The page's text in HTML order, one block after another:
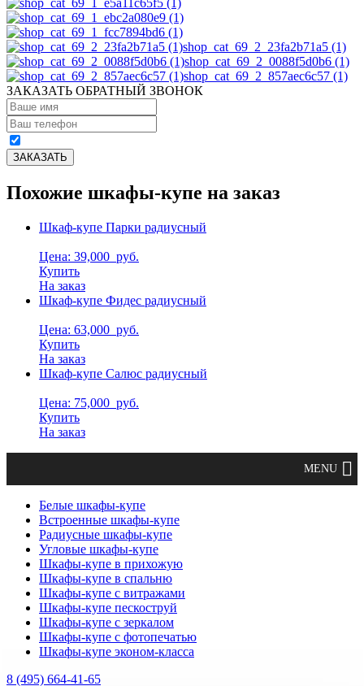
shop_cat_69_2_23fa2b71a5 (1)
shop_cat_69_2_0088f5d0b6 (1)
shop_cat_69_2_857aec6c57 (1)
ЗАКАЗАТЬ ОБРАТНЫЙ ЗВОНОК
Похожие шкафы-купе на заказ
Шкаф-купе Парки радиусный
Цена: 39,000 руб.
Купить
На заказ
Шкаф-купе Фидес радиусный
Цена: 63,000 руб.
Купить
На заказ
Шкаф-купе Салюс радиусный
Цена: 75,000 руб.
Купить
На заказ
Белые шкафы-купе
Встроенные шкафы-купе
Радиусные шкафы-купе
Угловые шкафы-купе
Шкафы-купе в прихожую
Шкафы-купе в спальню
Шкафы-купе с витражами
Шкафы-купе пескоструй
Шкафы-купе с зеркалом
Шкафы-купе с фотопечатью
Шкафы-купе эконом-класса
8 (495) 664-41-65